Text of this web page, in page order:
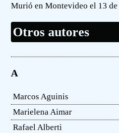
Murió en Montevideo el 13 de
Otros autores
A
Marcos Aguinis
Marielena Aimar
Rafael Alberti